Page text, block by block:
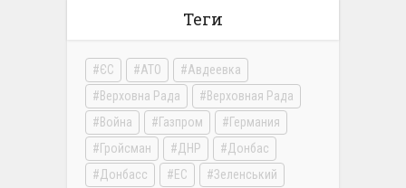
Теги
ЄС АТО
Авдеевка
Верховна Рада
Верховная Рада
Война
Газпром
Германия
Гройсман
ДНР
Донбас
Донбасс
ЕС
Зеленський